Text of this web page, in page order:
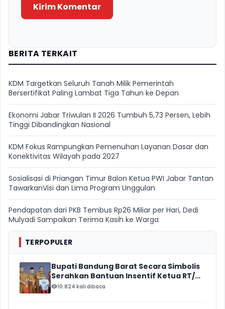
BERITA TERKAIT
KDM Targetkan Seluruh Tanah Milik Pemerintah
Bersertifikat Paling Lambat Tiga Tahun ke Depan
Ekonomi Jabar Triwulan II 2026 Tumbuh 5,73 Persen, Lebih
Tinggi Dibandingkan Nasional
KDM Fokus Rampungkan Pemenuhan Layanan Dasar dan
Konektivitas Wilayah pada 2027
Sosialisasi di Priangan Timur Balon Ketua PWI Jabar Tantan
TawarkanVisi dan Lima Program Unggulan
Pendapatan dari PKB Tembus Rp26 Miliar per Hari, Dedi
Mulyadi Sampaikan Terima Kasih ke Warga
Kirim Komentar
TERPOPULER
Bupati Bandung Barat Secara Simbolis
Serahkan Bantuan Insentif Ketua RT/
RW, Total Anggaran Mencapai Rp16
10.824 kali dibaca